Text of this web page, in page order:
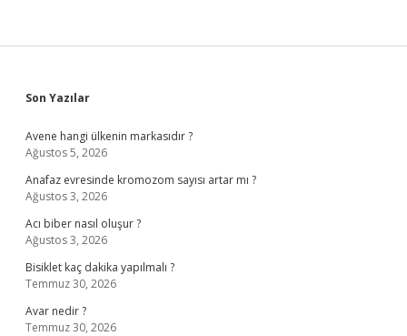
Sidebar
Son Yazılar
Avene hangi ülkenin markasıdır ?
Ağustos 5, 2026
Anafaz evresinde kromozom sayısı artar mı ?
Ağustos 3, 2026
Acı biber nasıl oluşur ?
Ağustos 3, 2026
Bisiklet kaç dakika yapılmalı ?
Temmuz 30, 2026
Avar nedir ?
Temmuz 30, 2026